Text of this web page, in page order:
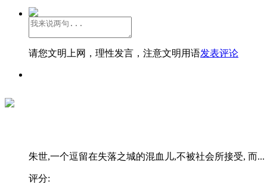
请您文明上网，理性发言，注意文明用语发表评论
朱世,一个逗留在失落之城的混血儿,不被社会所接受, 而...
评分: